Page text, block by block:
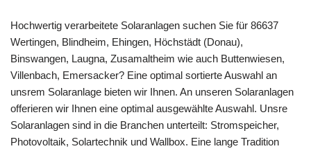
Hochwertig verarbeitete Solaranlagen suchen Sie für 86637
Wertingen, Blindheim, Ehingen, Höchstädt (Donau),
Binswangen, Laugna, Zusamaltheim wie auch Buttenwiesen,
Villenbach, Emersacker? Eine optimal sortierte Auswahl an
unsrem Solaranlage bieten wir Ihnen. An unseren Solaranlagen
offerieren wir Ihnen eine optimal ausgewählte Auswahl. Unsre
Solaranlagen sind in die Branchen unterteilt: Stromspeicher,
Photovoltaik, Solartechnik und Wallbox. Eine lange Tradition